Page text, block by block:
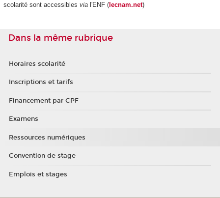
scolarité sont accessibles via l'ENF (lecnam.net)
Dans la même rubrique
Horaires scolarité
Inscriptions et tarifs
Financement par CPF
Examens
Ressources numériques
Convention de stage
Emplois et stages